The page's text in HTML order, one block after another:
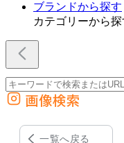
ブランドから探す
カテゴリーから探
外部サイトの商品をカートに追
他のサイトで見つけた商品ページの
画像検索
一覧へ戻る